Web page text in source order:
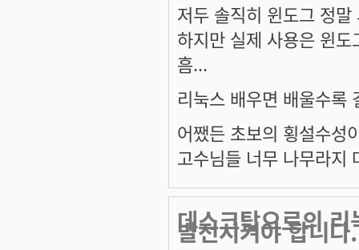
저두 솔직히 윈도그 정말
하지만 실제 사용은 윈
흠...
리눅스 배우면 배울수록
어쨌든 초보의 횡설수성
고수님들 너무 나무라지
데스크탑으로의
발전시켜야 합니다.